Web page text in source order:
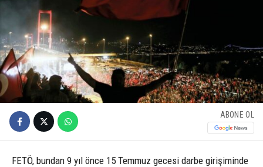
ABONE OL
FETÖ, bundan 9 yıl önce 15 Temmuz gecesi darbe girişiminde